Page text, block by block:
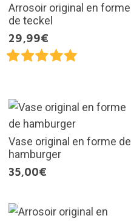
Arrosoir original en forme
de teckel
29,99€
Vase original en forme de
hamburger
35,00€